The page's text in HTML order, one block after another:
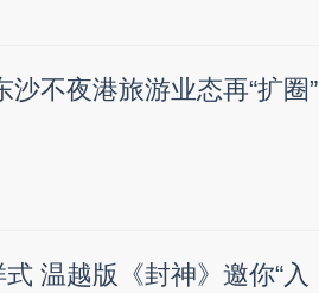
不夜港旅游业态再“扩圈”
温越版《封神》邀你“入